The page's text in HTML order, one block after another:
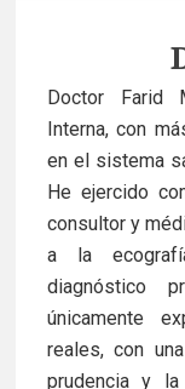
Doctor Farid
Interna, con
en el sistema
He ejercido
consultor y
a la
diagnóstico
únicamente
reales, con
prudencia y